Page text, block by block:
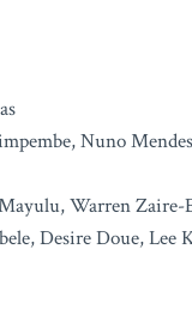
Nuno
Warren
Desire Doue, Lee